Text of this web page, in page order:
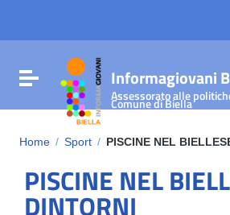
Attiva / disattiva la navigazione
Informagiovani
Assessorato alle
Comune di Biella
Home / Sport / PISCINE NEL
PISCINE NEL
DINTORNI